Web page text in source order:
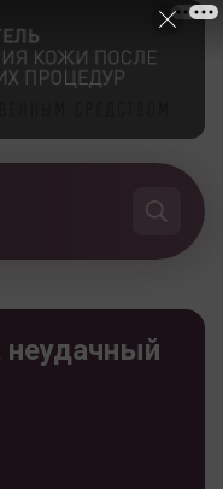
неудачный